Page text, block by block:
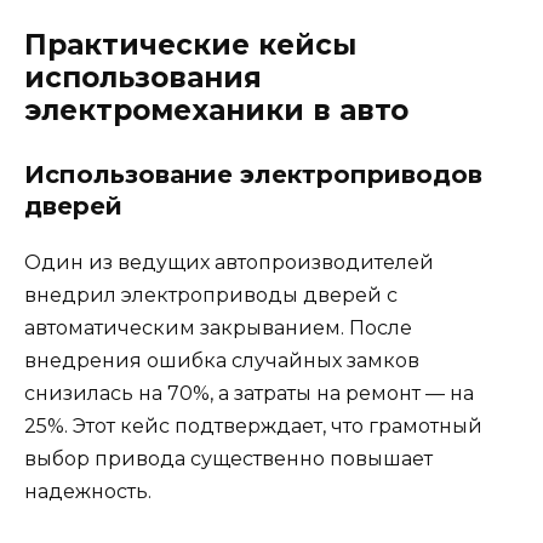
Практические кейсы
использования
электромеханики в авто
Использование электроприводов
дверей
Один из ведущих автопроизводителей
внедрил электроприводы дверей с
автоматическим закрыванием. После
внедрения ошибка случайных замков
снизилась на 70%, а затраты на ремонт — на
25%. Этот кейс подтверждает, что грамотный
выбор привода существенно повышает
надежность.